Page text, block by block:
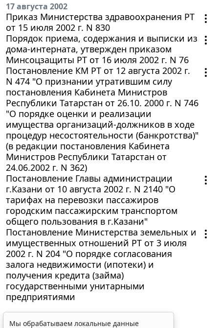
17 августа 2002
Приказ Министерства здравоохранения РТ
от 15 июля 2002 г. N 830
Порядок приема, содержания и выписки из
дома-интерната, утвержден приказом
Минсоцзащиты РТ от 16 июля 2002 г. N 76
Постановление КМ РТ от 12 августа 2002 г.
N 474 "О признании утратившим силу
постановления Кабинета Министров
Республики Татарстан от 26.10. 2000 г. N 746
"О порядке оценки и реализации
имущества организаций-должников в ходе
процедур несостоятельности (банкротства)"
(в редакции постановления Кабинета
Министров Республики Татарстан от
24.06.2002 г. N 362)
Постановление Главы администрации
г.Казани от 10 августа 2002 г. N 2140 "О
тарифах на перевозки пассажиров
городским пассажирским транспортом
общего пользования в г.Казани"
Постановление Министерства земельных и
имущественных отношений РТ от 3 июля
2002 г. N 204 "О порядке согласования
залога недвижимости (ипотеки) и
получения кредита (займа)
государственными унитарными
предприятиями
Мы обрабатываем локальные данные